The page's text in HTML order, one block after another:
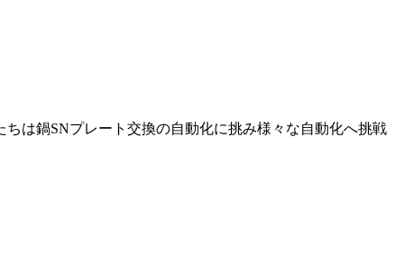
は鍋SNプレート交換の自動化に挑み様々な自動化へ挑戦